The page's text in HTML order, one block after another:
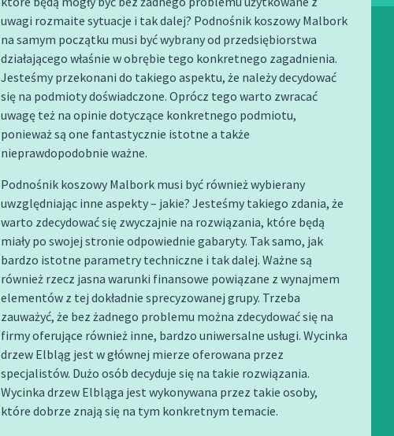
uwagi rozmaite sytuacje i tak dalej? Podnośnik koszowy Malbork
na samym początku musi być wybrany od przedsiębiorstwa
działającego właśnie w obrębie tego konkretnego zagadnienia.
Jesteśmy przekonani do takiego aspektu, że należy decydować
się na podmioty doświadczone. Oprócz tego warto zwracać
uwagę też na opinie dotyczące konkretnego podmiotu,
ponieważ są one fantastycznie istotne a także
nieprawdopodobnie ważne.
Podnośnik koszowy Malbork musi być również wybierany
uwzględniając inne aspekty – jakie? Jesteśmy takiego zdania, że
warto zdecydować się zwyczajnie na rozwiązania, które będą
miały po swojej stronie odpowiednie gabaryty. Tak samo, jak
bardzo istotne parametry techniczne i tak dalej. Ważne są
również rzecz jasna warunki finansowe powiązane z wynajmem
elementów z tej dokładnie sprecyzowanej grupy. Trzeba
zauważyć, że bez żadnego problemu można zdecydować się na
firmy oferujące również inne, bardzo uniwersalne usługi. Wycinka
drzew Elbląg jest w głównej mierze oferowana przez
specjalistów. Dużo osób decyduje się na takie rozwiązania.
Wycinka drzew Elbląga jest wykonywana przez takie osoby,
które dobrze znają się na tym konkretnym temacie.